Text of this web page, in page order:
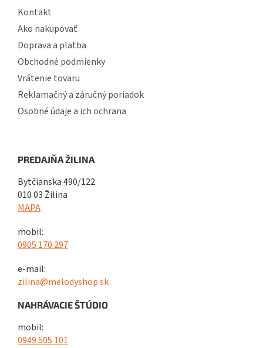
Kontakt
Ako nakupovať
Doprava a platba
Obchodné podmienky
Vrátenie tovaru
Reklamačný a záručný poriadok
Osobné údaje a ich ochrana
PREDAJŇA ŽILINA
Bytčianska 490/122
010 03 Žilina
MAPA
mobil:
0905 170 297
e-mail:
zilina@melodyshop.sk
NAHRÁVACIE ŠTÚDIO
mobil:
0949 505 101